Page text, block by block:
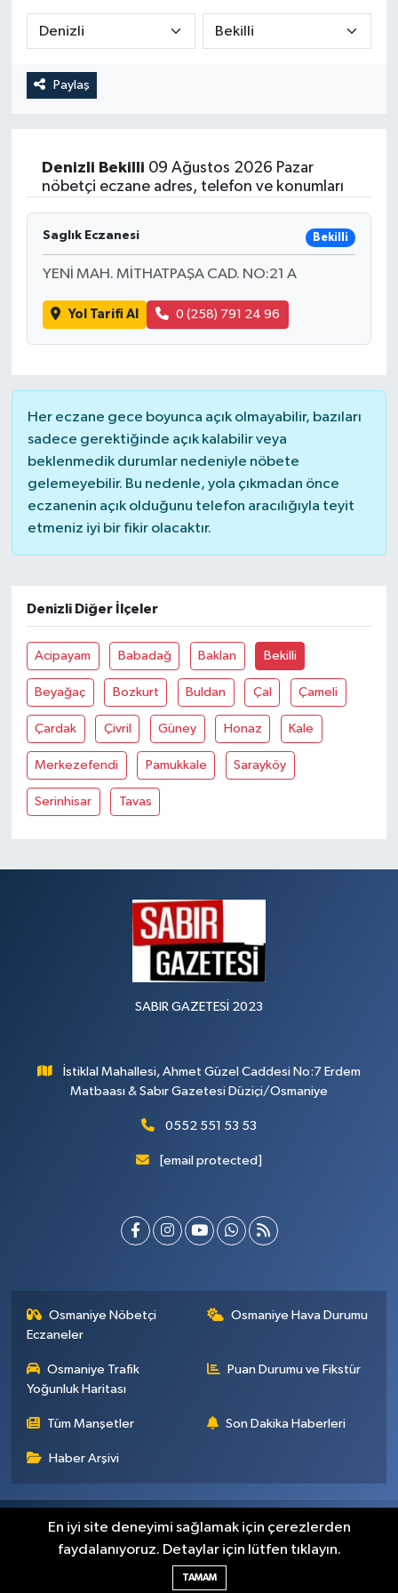
Paylaş
Denizli Bekilli 09 Ağustos 2026 Pazar
nöbetçi eczane adres, telefon ve konumları
Saglık Eczanesi Bekilli
YENİ MAH. MİTHATPAŞA CAD. NO:21 A
Yol Tarifi Al 0 (258) 791 24 96
Her eczane gece boyunca açık olmayabilir, bazıları
sadece gerektiğinde açık kalabilir veya
beklenmedik durumlar nedeniyle nöbete
gelemeyebilir. Bu nedenle, yola çıkmadan önce
eczanenin açık olduğunu telefon aracılığıyla teyit
etmeniz iyi bir fikir olacaktır.
Denizli Diğer İlçeler
Acipayam Babadağ Baklan Bekilli
Beyağaç Bozkurt Buldan Çal Çameli
Çardak Çivril Güney Honaz Kale
Merkezefendi Pamukkale Sarayköy
Serinhisar Tavas
SABIR GAZETESİ 2023
İstiklal Mahallesi, Ahmet Güzel Caddesi No:7 Erdem
Matbaası & Sabır Gazetesi Düziçi/Osmaniye
0552 551 53 53
[email protected]
Osmaniye Nöbetçi
Eczaneler
Osmaniye Hava Durumu
Osmaniye Trafik
Yoğunluk Haritası
Puan Durumu ve Fikstür
Tüm Manşetler Son Dakika Haberleri
Haber Arşivi
Künye İletişim Gizlilik Sözleşmesi
Haber Yazılımı:
En iyi site deneyimi sağlamak için çerezlerden
faydalanıyoruz. Detaylar için lütfen tıklayın.
TAMAM